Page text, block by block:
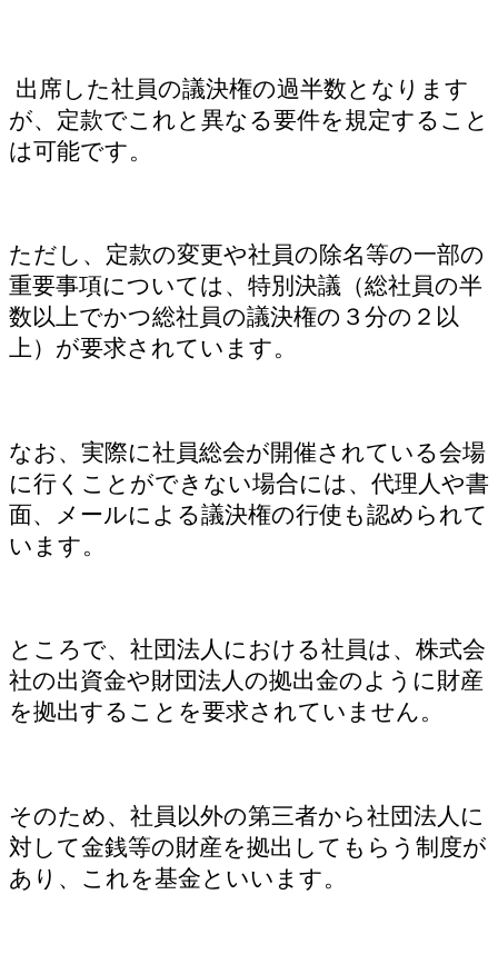
出席した社員の議決権の過半数となります
が、定款でこれと異なる要件を規定すること
は可能です。
ただし、定款の変更や社員の除名等の一部の
重要事項については、特別決議（総社員の半
数以上でかつ総社員の議決権の３分の２以
上）が要求されています。
なお、実際に社員総会が開催されている会場
に行くことができない場合には、代理人や書
面、メールによる議決権の行使も認められて
います。
ところで、社団法人における社員は、株式会
社の出資金や財団法人の拠出金のように財産
を拠出することを要求されていません。
そのため、社員以外の第三者から社団法人に
対して金銭等の財産を拠出してもらう制度が
あり、これを基金といいます。